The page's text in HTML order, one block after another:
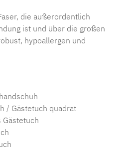
die außerordentlich
ist und über die großen
hypoallergen und
/ Gästetuch quadrat